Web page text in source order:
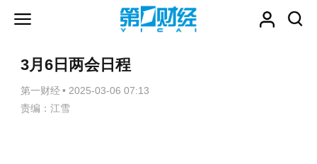
3月6日两会日程
第一财经 • 2025-03-06 07:13
责编：江雪